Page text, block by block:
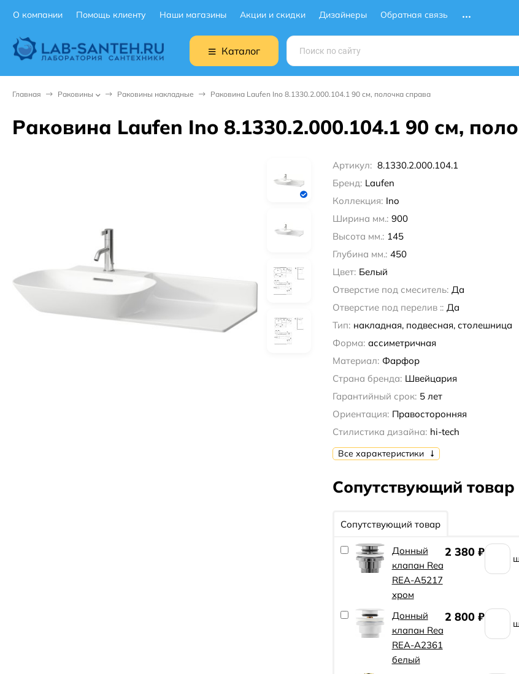
О компании Помощь клиенту Наши магазины Акции и скидки Дизайнеры Обратная связь
Каталог
Главная Раковины Раковины накладные Раковина Laufen Ino 8.1330.2.000.104.1 90 см, полочка справа
Раковина Laufen Ino 8.1330.2.000.104.1 90 см,
Артикул: 8.1330.2.000.104.1
Бренд: Laufen
Коллекция: Ino
Ширина мм.: 900
Высота мм.: 145
Глубина мм.: 450
Цвет: Белый
Отверстие под смеситель: Да
Отверстие под перелив :: Да
Тип: накладная, подвесная, столешница
Форма: ассиметричная
Материал: Фарфор
Страна бренда: Швейцария
Гарантийный срок: 5 лет
Ориентация: Правосторонняя
Стилистика дизайна: hi-tech
Все характеристики
Сопутствующий товар
Сопутствующий товар
Донный
клапан Rea
REA-A5217
хром
2 380 ₽
Донный
клапан Rea
REA-A2361
белый
2 800 ₽